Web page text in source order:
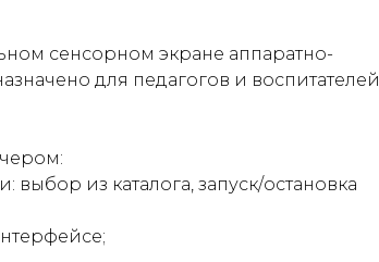
сенсорном экране аппаратно-
для педагогов и воспитателей
из каталога, запуск/остановка